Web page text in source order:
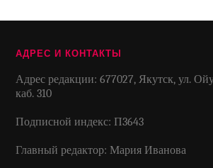
АДРЕС И КОНТАКТЫ
Адрес редакции: 677027, Якутск, ул.
каб. 310
Подписной индекс: П3643
Главный редактор: Мария Иванова